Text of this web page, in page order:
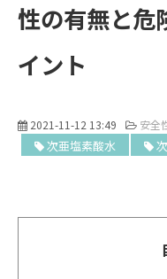
性の有無と危
イント
2021-11-12 13:49 安全
次亜塩素酸水